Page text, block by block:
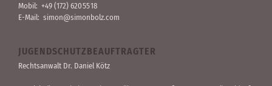
Mobil: +49 (172) 620 55 18
E-Mail: simon@simonbolz.com
JUGENDSCHUTZBEAUFTRAGTER
Rechts­anwalt Dr. Daniel Kötz